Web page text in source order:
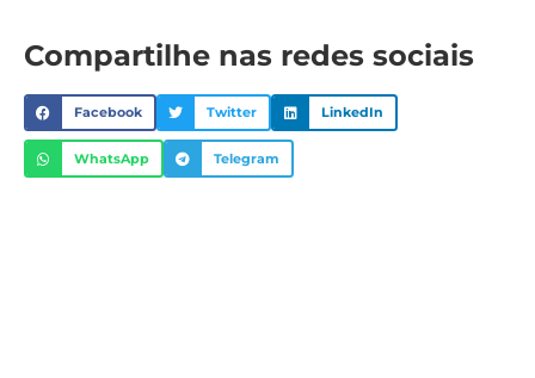
Compartilhe nas redes sociais
Facebook Twitter LinkedIn
WhatsApp Telegram